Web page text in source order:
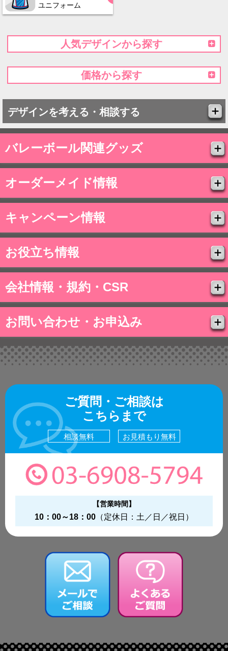
ユニフォーム
人気デザインから探す
価格から探す
デザインを考える・相談する
バレーボール関連グッズ
オーダーメイド情報
キャンペーン情報
お役立ち情報
会社情報・規約・CSR
お問い合わせ・お申込み
ご質問・ご相談は
こちらまで
相談無料 お見積もり無料
【営業時間】
10：00～18：00 （定休日：土／日／祝日）